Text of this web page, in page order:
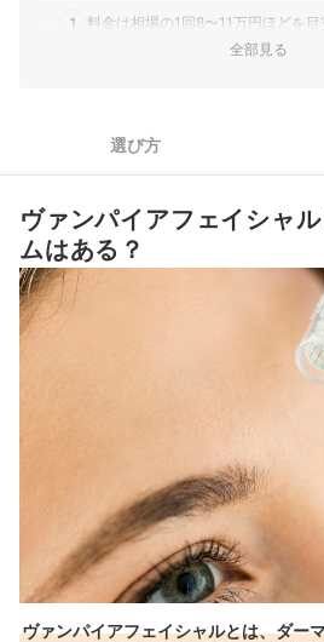
1 料金は相場の1回8〜11万円ほどを目
ェック
おすすめのヴァンパイアフェイシャルを受
ヴァンパイアフェイシャルのダウンタイム
は？
ヴァンパイアフェイシャルを受けた後のお
全部見る
選び方
ヴァンパイアフェイシャ
ムはある？
ヴァンパイアフェイシャルとは、ダー